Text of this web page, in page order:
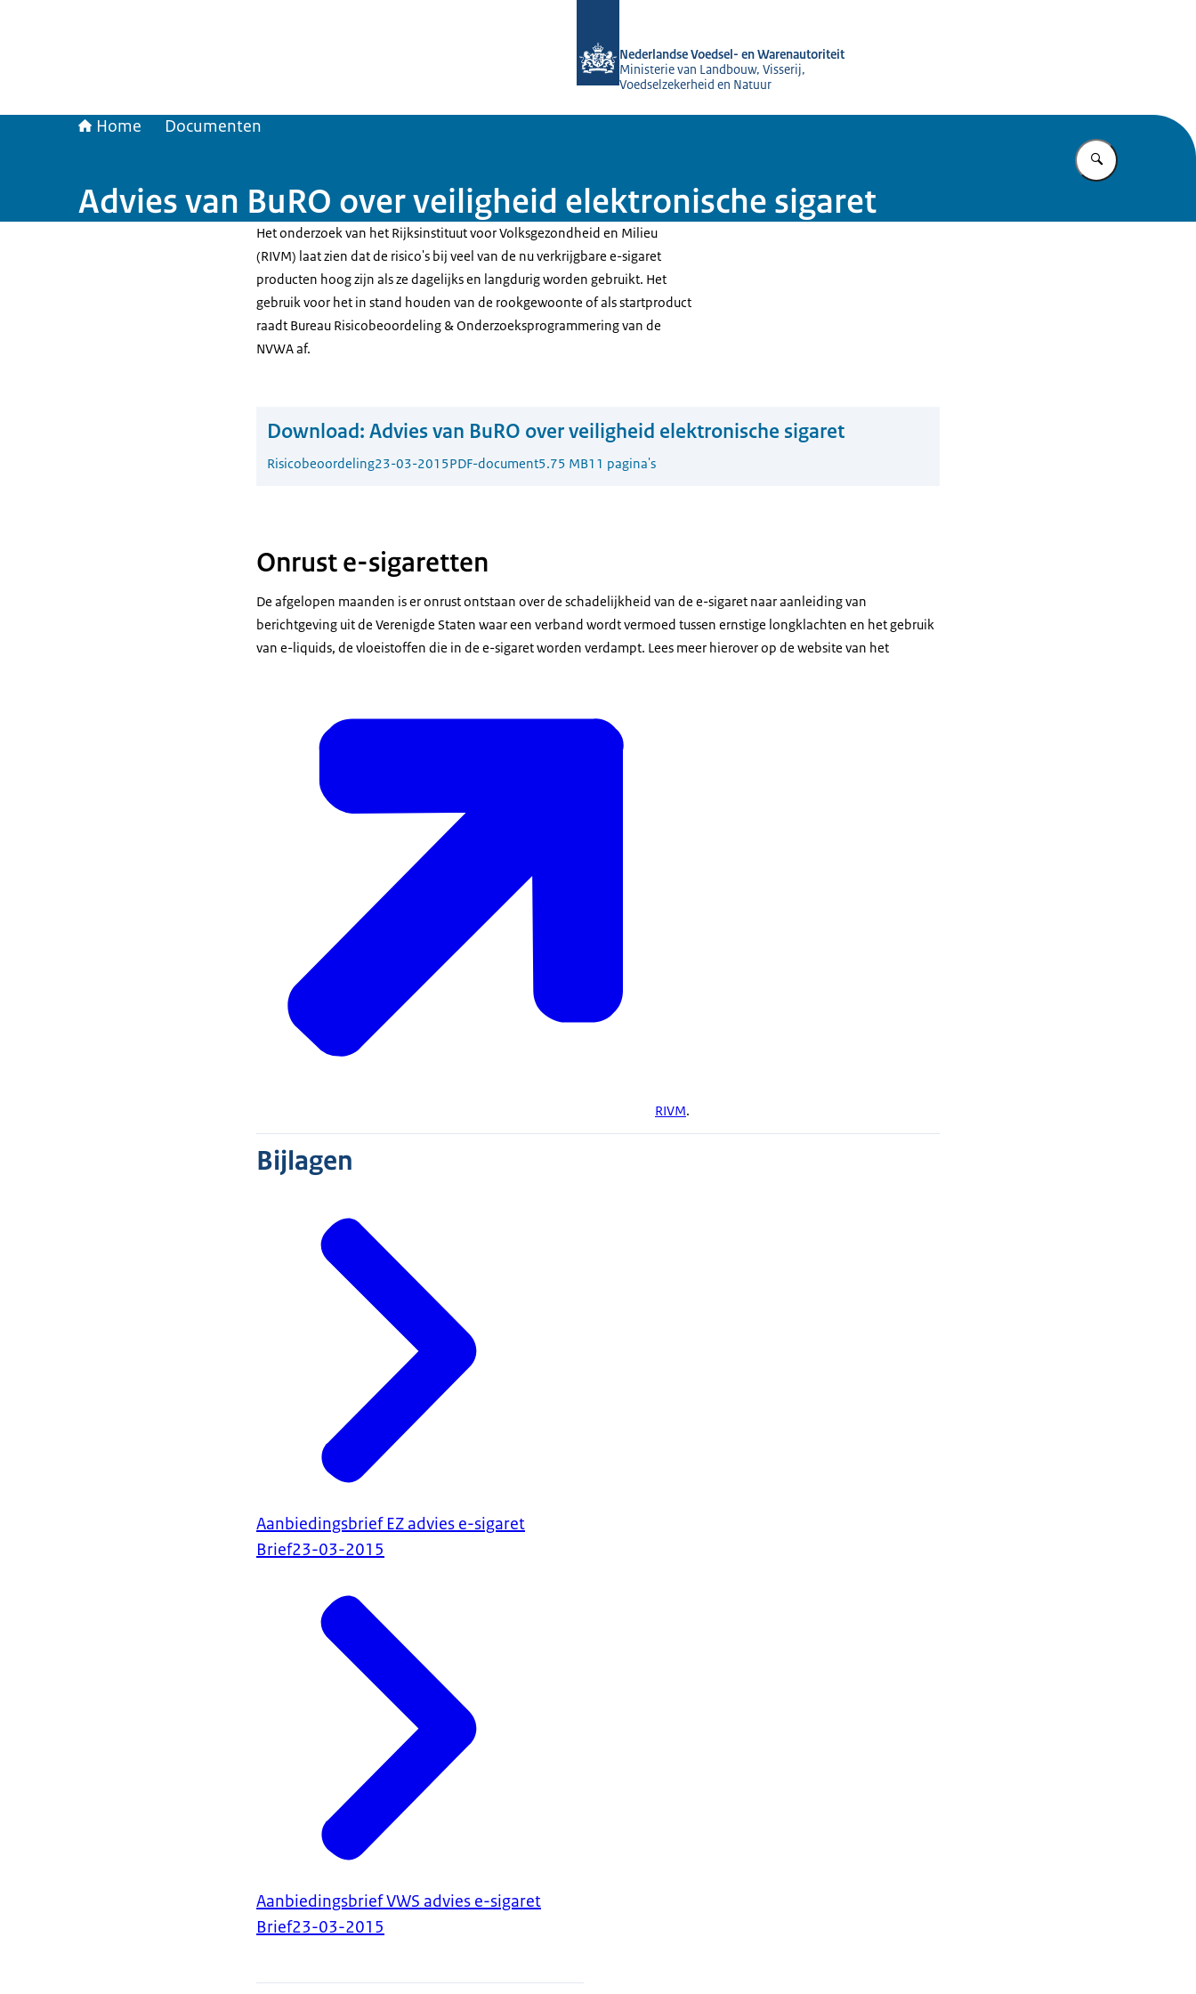
Nederlandse Voedsel- en Warenautoriteit
Ministerie van Landbouw, Visserij,
Voedselzekerheid en Natuur
Home Documenten
Vul in wat u
Advies van BuRO over veiligheid elektronische sigaret
Het onderzoek van het Rijksinstituut voor Volksgezondheid en Milieu
(RIVM) laat zien dat de risico's bij veel van de nu verkrijgbare e-sigaret
producten hoog zijn als ze dagelijks en langdurig worden gebruikt. Het
gebruik voor het in stand houden van de rookgewoonte of als startproduct
raadt Bureau Risicobeoordeling & Onderzoeksprogrammering van de
NVWA af.
Download: Advies van BuRO over veiligheid elektronische sigaret
Risicobeoordeling23-03-2015PDF-document5.75 MB11 pagina's
Onrust e-sigaretten
De afgelopen maanden is er onrust ontstaan over de schadelijkheid van de e-sigaret naar aanleiding van
berichtgeving uit de Verenigde Staten waar een verband wordt vermoed tussen ernstige longklachten en het gebruik
van e-liquids, de vloeistoffen die in de e-sigaret worden verdampt. Lees meer hierover op de website van het
RIVM.
Bijlagen
Aanbiedingsbrief EZ advies e-sigaret
Brief23-03-2015
Aanbiedingsbrief VWS advies e-sigaret
Brief23-03-2015